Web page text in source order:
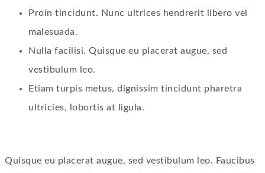
Proin tincidunt. Nunc ultrices hendrerit libero vel
malesuada.
Nulla facilisi. Quisque eu placerat augue, sed
vestibulum leo.
Etiam turpis metus, dignissim tincidunt pharetra
ultricies, lobortis at ligula.
Quisque eu placerat augue, sed vestibulum leo. Faucibus